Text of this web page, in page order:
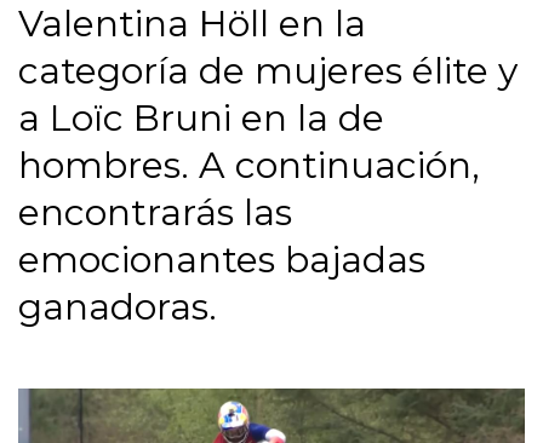
Valentina Höll en la
categoría de mujeres élite y
a Loïc Bruni en la de
hombres. A continuación,
encontrarás las
emocionantes bajadas
ganadoras.